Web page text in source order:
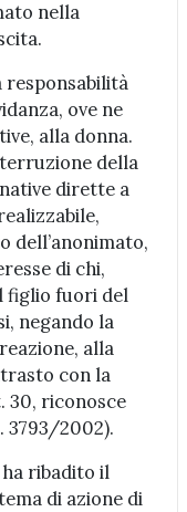
nella
responsabilità
ove ne
alla donna.
della
dirette a
dell’anonimato,
di chi,
figlio fuori del
negando la
alla
con la
30, riconosce
3793/2002).
ribadito il
di azione di